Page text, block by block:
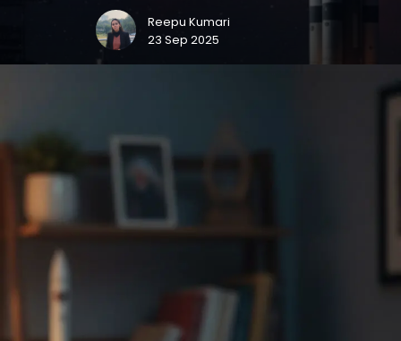
Reepu Kumari
23 Sep 2025